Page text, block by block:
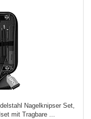
Nagelknipser Set,
mit Tragbare ...